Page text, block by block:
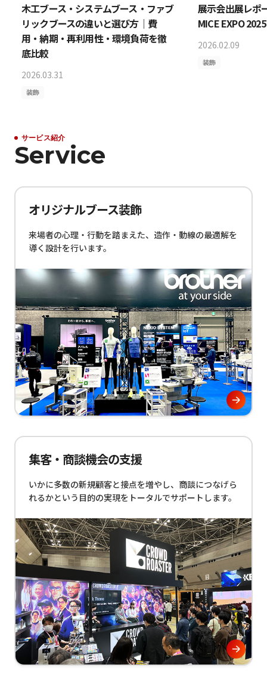
木工ブース・システムブース・ファブ
リックブースの違いと選び方｜費
用・納期・再利用性・環境負荷を徹
底比較
2026.03.31
装飾
展示会出展レポ
MICE EXPO
2026.02.09
装飾
サービス紹介
Service
オリジナルブース装飾
来場者の心理・行動を踏まえた、造作・動線の最適解を
導く設計を行います。
集客・商談機会の支援
いかに多数の新規顧客と接点を増やし、商談につなげら
れるかという目的の実現をトータルでサポートします。